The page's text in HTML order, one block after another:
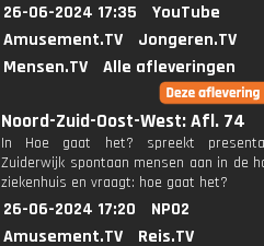
26-06-2024 17:35
YouTube
Amusement.TV
Jongeren.TV
Mensen.TV
Alle afleveringen
Noord-Zuid-Oost-West: Afl. 74
In Hoe gaat het? spreekt
Zuiderwijk spontaan mensen aan in de
ziekenhuis en vraagt: hoe gaat het?
26-06-2024 17:20
NPO2
Amusement.TV
Reis.TV